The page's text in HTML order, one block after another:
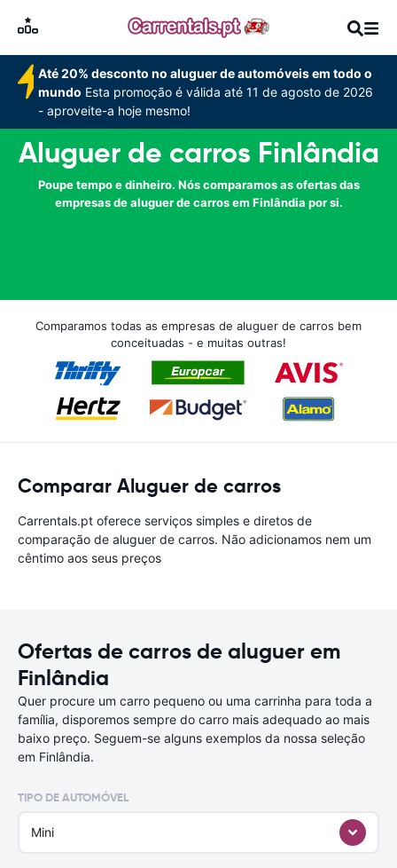
Até 20% desconto no aluguer de automóveis em todo o
mundo Esta promoção é válida até 11 de agosto de 2026
- aproveite-a hoje mesmo!
Aluguer de carros Finlândia
Poupe tempo e dinheiro. Nós comparamos as ofertas das
empresas de aluguer de carros em Finlândia por si.
Comparamos todas as empresas de aluguer de carros bem
conceituadas - e muitas outras!
Comparar Aluguer de carros
Carrentals.pt oferece serviços simples e diretos de
comparação de aluguer de carros. Não adicionamos nem um
cêntimo aos seus preços
Ofertas de carros de aluguer em
Finlândia
Quer procure um carro pequeno ou uma carrinha para toda a
família, disporemos sempre do carro mais adequado ao mais
baixo preço. Seguem-se alguns exemplos da nossa seleção
em Finlândia.
TIPO DE AUTOMÓVEL
Mini